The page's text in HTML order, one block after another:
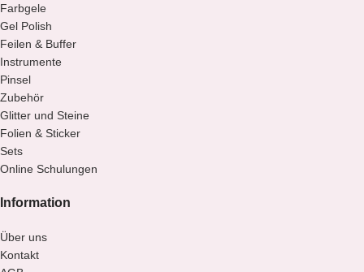
Farbgele
Gel Polish
Feilen & Buffer
Instrumente
Pinsel
Zubehör
Glitter und Steine
Folien & Sticker
Sets
Online Schulungen
Information
Über uns
Kontakt